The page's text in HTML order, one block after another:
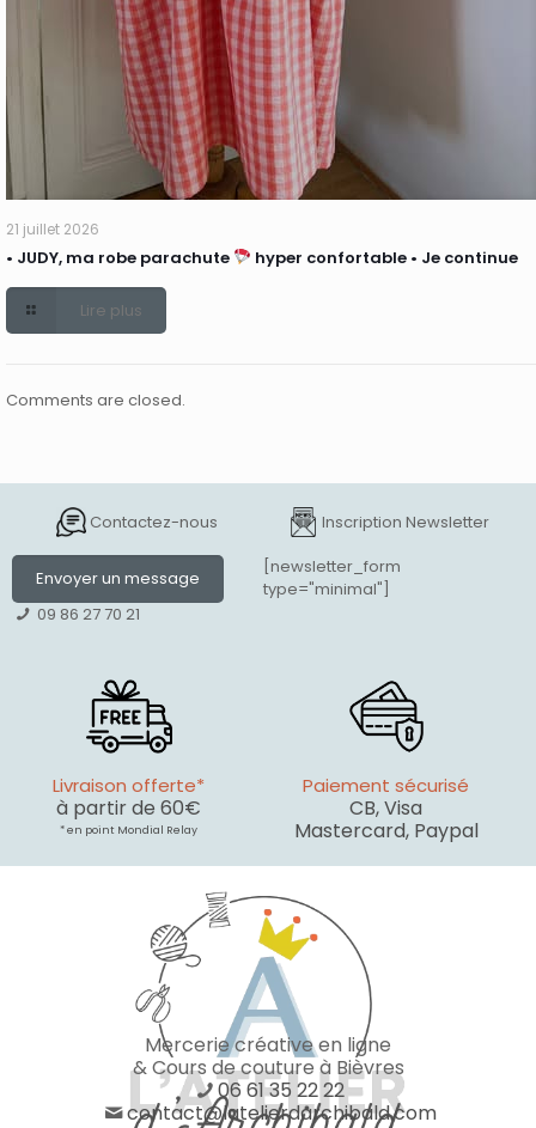
21 juillet 2026
• JUDY, ma robe parachute hyper confortable • Je continue
Lire plus
Comments are closed.
Contactez-nous
Envoyer un message
09 86 27 70 21
Inscription Newsletter
[newsletter_form
type="minimal"]
Livraison offerte*
à partir de 60€
* en point Mondial Relay
Paiement sécurisé
CB, Visa
Mastercard, Paypal
Mercerie créative en ligne
& Cours de couture à Bièvres
06 61 35 22 22
contact@latelierdarchibald.com